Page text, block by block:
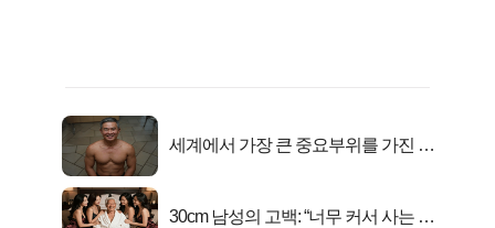
세계에서 가장 큰 중요부위를 가진 남
30cm 남성의 고백: “너무 커서 사는 게